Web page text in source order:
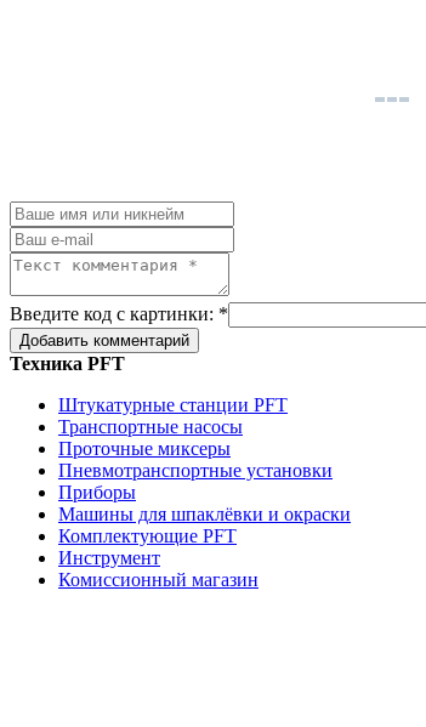
Введите код с картинки: *
Техника PFT
Штукатурные станции PFT
Транспортные насосы
Проточные миксеры
Пневмотранспортные установки
Приборы
Машины для шпаклёвки и окраски
Комплектующие PFT
Инструмент
Комиссионный магазин